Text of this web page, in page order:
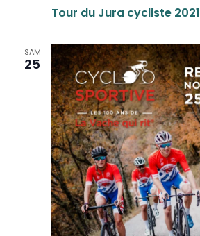
Tour du Jura cycliste 2021
SAM
25